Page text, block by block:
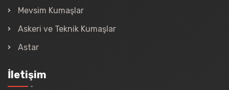
Mevsim Kumaşlar
Askeri ve Teknik Kumaşlar
Astar
İletişim